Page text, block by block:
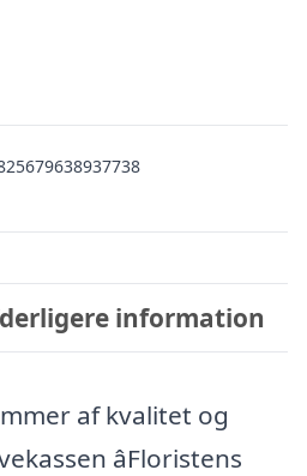
information
af kvalitet og
âFloristens